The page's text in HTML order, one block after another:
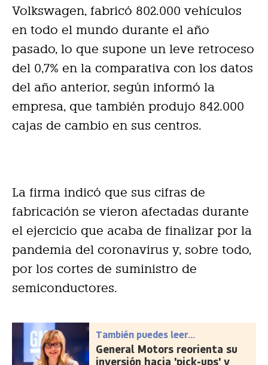
Volkswagen, fabricó 802.000 vehículos
en todo el mundo durante el año
pasado, lo que supone un leve retroceso
del 0,7% en la comparativa con los datos
del año anterior, según informó la
empresa, que también produjo 842.000
cajas de cambio en sus centros.
La firma indicó que sus cifras de
fabricación se vieron afectadas durante
el ejercicio que acaba de finalizar por la
pandemia del coronavirus y, sobre todo,
por los cortes de suministro de
semiconductores.
También puedes leer...
General Motors reorienta su
inversión hacia 'pick-ups' y